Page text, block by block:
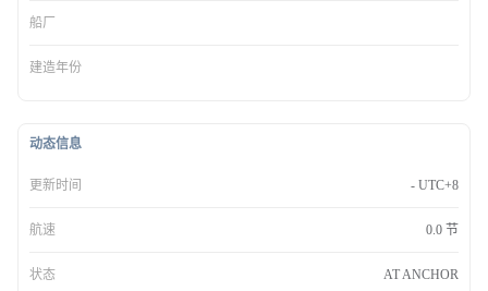
船厂
建造年份
动态信息
更新时间 - UTC+8
航速 0.0 节
状态 AT ANCHOR